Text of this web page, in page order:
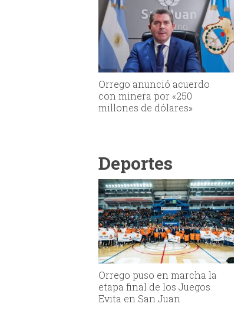
Orrego anunció acuerdo
con minera por «250
millones de dólares»
Deportes
Orrego puso en marcha la
etapa final de los Juegos
Evita en San Juan